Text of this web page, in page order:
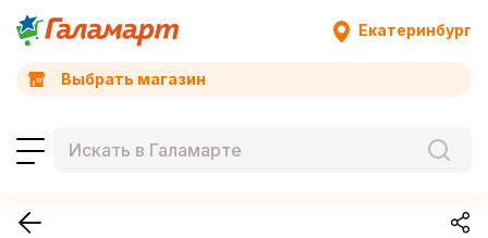
Екатеринбург
Выбрать магазин